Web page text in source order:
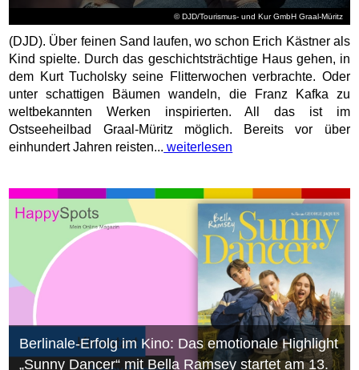
© DJD/Tourismus- und Kur GmbH Graal-Müritz
(DJD). Über feinen Sand laufen, wo schon Erich Kästner als
Kind spielte. Durch das geschichtsträchtige Haus gehen, in
dem Kurt Tucholsky seine Flitterwochen verbrachte. Oder
unter schattigen Bäumen wandeln, die Franz Kafka zu
weltbekannten Werken inspirierten. All das ist im
Ostseeheilbad Graal-Müritz möglich. Bereits vor über
einhundert Jahren reisten... weiterlesen
Berlinale-Erfolg im Kino: Das emotionale Highlight
„Sunny Dancer“ mit Bella Ramsey startet am 13.